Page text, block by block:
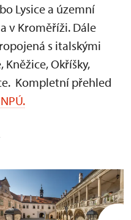
Lysice a územní
v Kroměříži. Dále
s italskými
Okříšky,
Kompletní přehled